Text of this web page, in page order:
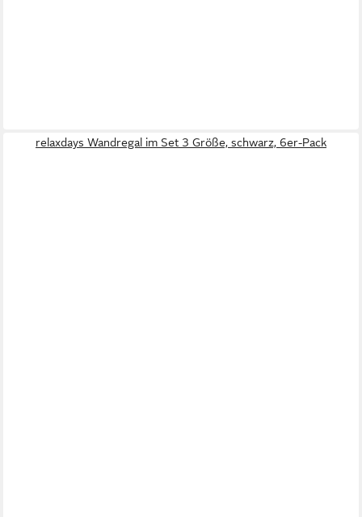
relaxdays Wandregal im Set 3 Größe, schwarz, 6er-Pack